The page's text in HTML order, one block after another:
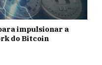
impulsionar a
do Bitcoin